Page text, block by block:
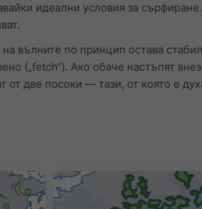
идеални условия за
вълните по принцип остава
(„fetch“). Ако обаче настъпят
от две посоки — тази, от която е